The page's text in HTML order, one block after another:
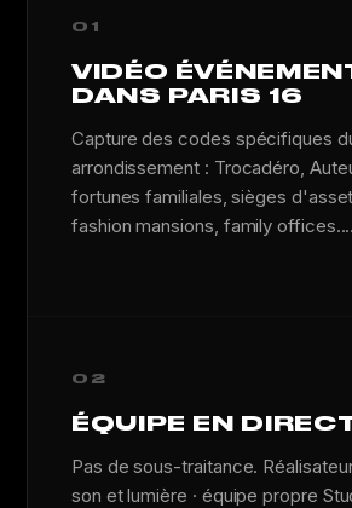
01
VIDÉO
DANS PARIS 16
Capture des codes spécifiques
arrondissement : Trocadéro,
fortunes familiales, sièges
fashion mansions, family offices....
02
ÉQUIPE EN
Pas de sous-traitance.
son et lumière · équipe propre